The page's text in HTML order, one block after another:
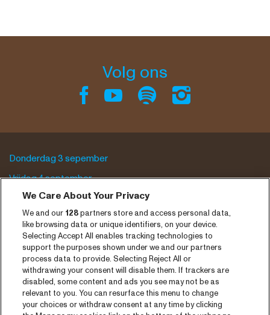
Volg ons
Donderdag 3 sepember
Vrijdag 4 september
Zaterdag 5 september
Programma archief
Tickets
Nieuws
Pers
Contact
We Care About Your Privacy
We and our 128partners store and access personal data,
like browsing data or unique identifiers, on your device.
Selecting Accept All enables tracking technologies to
support the purposes shown under we and our partners
process data to provide. Selecting Reject All or
withdrawing your consent will disable them. If trackers are
disabled, some content and ads you see may not be as
relevant to you. You can resurface this menu to change
your choices or withdraw consent at any time by clicking